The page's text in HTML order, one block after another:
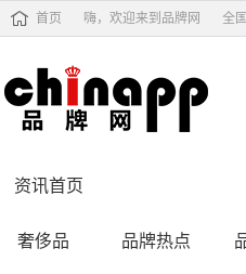
首页 嗨，欢迎来到品牌网 全
资讯首页
奢侈品 品牌热点